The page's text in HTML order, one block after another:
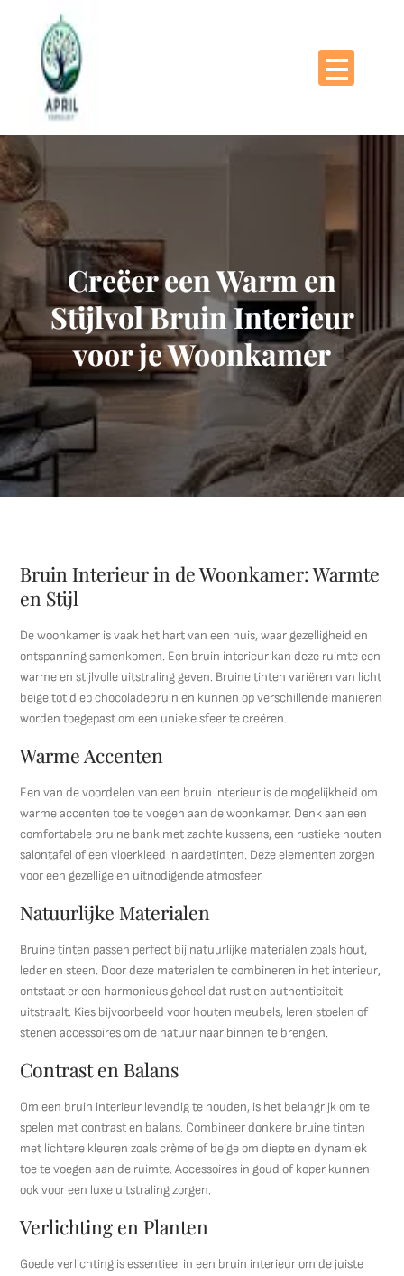
Creëer een Warm en
Stijlvol Bruin Interieur
voor je Woonkamer
Bruin Interieur in de Woonkamer: Warmte
en Stijl
De woonkamer is vaak het hart van een huis, waar gezelligheid en
ontspanning samenkomen. Een bruin interieur kan deze ruimte een
warme en stijlvolle uitstraling geven. Bruine tinten variëren van licht
beige tot diep chocoladebruin en kunnen op verschillende manieren
worden toegepast om een unieke sfeer te creëren.
Warme Accenten
Een van de voordelen van een bruin interieur is de mogelijkheid om
warme accenten toe te voegen aan de woonkamer. Denk aan een
comfortabele bruine bank met zachte kussens, een rustieke houten
salontafel of een vloerkleed in aardetinten. Deze elementen zorgen
voor een gezellige en uitnodigende atmosfeer.
Natuurlijke Materialen
Bruine tinten passen perfect bij natuurlijke materialen zoals hout,
leder en steen. Door deze materialen te combineren in het interieur,
ontstaat er een harmonieus geheel dat rust en authenticiteit
uitstraalt. Kies bijvoorbeeld voor houten meubels, leren stoelen of
stenen accessoires om de natuur naar binnen te brengen.
Contrast en Balans
Om een bruin interieur levendig te houden, is het belangrijk om te
spelen met contrast en balans. Combineer donkere bruine tinten
met lichtere kleuren zoals crème of beige om diepte en dynamiek
toe te voegen aan de ruimte. Accessoires in goud of koper kunnen
ook voor een luxe uitstraling zorgen.
Verlichting en Planten
Goede verlichting is essentieel in een bruin interieur om de juiste